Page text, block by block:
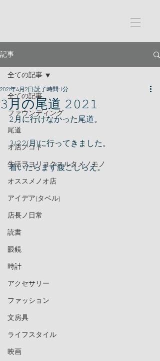
記事
全ての記事
ファウンディング
尾道
オ店ノコト
生活ヲヨリヨクスルタメノモノ
オススメノオ店
アイデア(タベル)
店長ノ日常
読書
眼鏡
時計
アクセサリー
ファッション
文房具
ライフスタイル
映画
全ての記事
𝟹月の尾道 𝟸𝟶𝟸𝟷
2021年4月2日 読了時間: 1分
𝟸月に行けなかった尾道。
𝟹/𝟸𝟸(月)に行ってきました。
着いたらまず腹ごしらえ。